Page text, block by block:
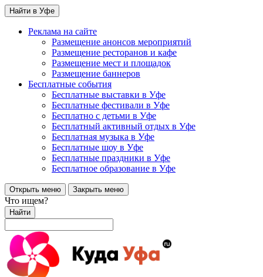
Найти в Уфе
Реклама на сайте
Размещение анонсов мероприятий
Размещение ресторанов и кафе
Размещение мест и площадок
Размещение баннеров
Бесплатные события
Бесплатные выставки в Уфе
Бесплатные фестивали в Уфе
Бесплатно с детьми в Уфе
Бесплатный активный отдых в Уфе
Бесплатная музыка в Уфе
Бесплатные шоу в Уфе
Бесплатные праздники в Уфе
Бесплатное образование в Уфе
Открыть меню Закрыть меню
Что ищем?
Найти